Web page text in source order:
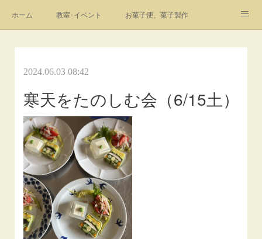
ホーム 教室･イベント お菓子便、菓子製作
フォト2024.06.03 08:42
寒天をたのしむ会（6/15土）